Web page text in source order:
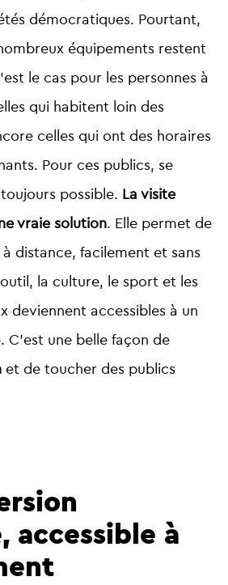
démocratiques. Pourtant,
équipements restent
le cas pour les personnes à
qui habitent loin des
celles qui ont des horaires
Pour ces publics, se
possible. La visite
vraie solution. Elle permet de
distance, facilement et sans
la culture, le sport et les
deviennent accessibles à un
C’est une belle façon de
et de toucher des publics
accessible à